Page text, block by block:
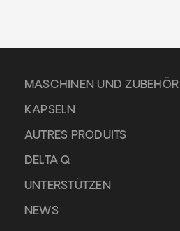
MASCHINEN UND ZUBEHÖR
KAPSELN
AUTRES PRODUITS
DELTA Q
UNTERSTÜTZEN
NEWS